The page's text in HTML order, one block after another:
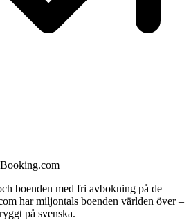
boenden med fri avbokning på de
har miljontals boenden världen över –
på svenska.